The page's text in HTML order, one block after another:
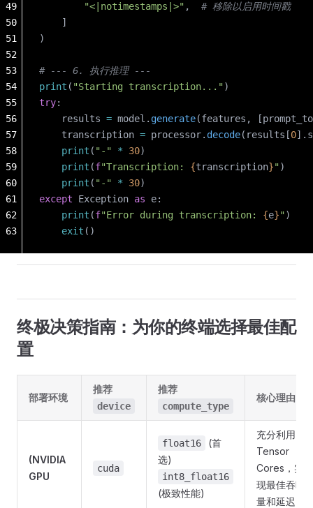
        "<|notimestamps|>"
, # 移除以启用时间戳
    ]
)
# --- 6. 执行推理 ---
print ( "Starting transcription...")
try:
    results
= model.generate(features,
    transcription
= processor.decode(results[0
    print
( "-" * 30)
    print
(f"Transcription: {transcription}")
    print
( "-" * 30)
except Exception as e:
    print
(f"Error during transcription: {e}")
    exit
()
49
50
51
52
53
54
55
56
57
58
59
60
61
62
63
终极决策指南：为你的终端选择最佳配
置
部署环境
推荐
device
推荐
compute_type
核心理由
(NVIDIA
GPU
cuda
float16
(首
选)
int8_float16
(极致性能)
充分利用
Tensor
Cores，实
现最佳吞吐
量和延迟。